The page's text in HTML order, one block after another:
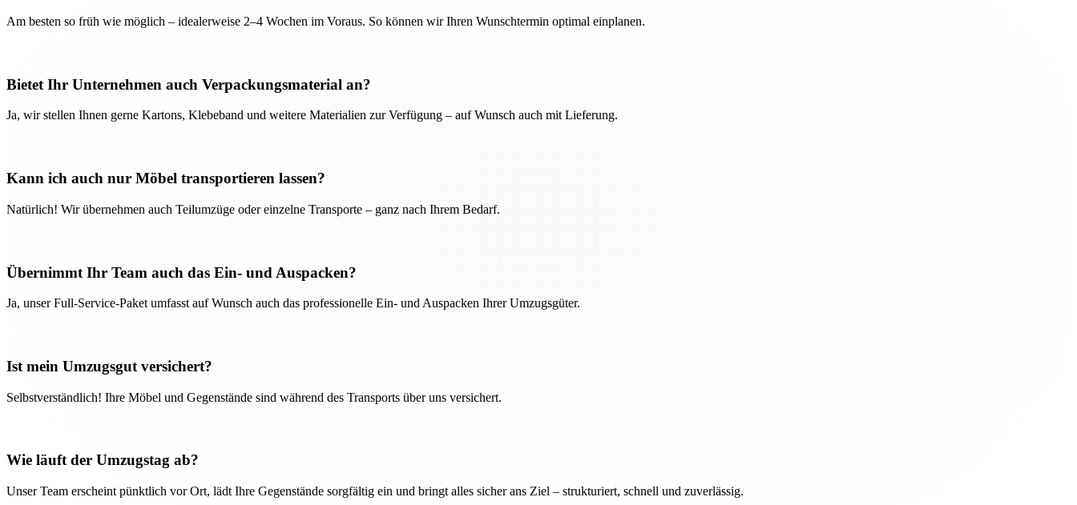
Am besten so früh wie möglich – idealerweise 2–4 Wochen im Voraus. So können wir Ihren Wunschtermin optimal einplanen.
Bietet Ihr Unternehmen auch Verpackungsmaterial an?
Ja, wir stellen Ihnen gerne Kartons, Klebeband und weitere Materialien zur Verfügung – auf Wunsch auch mit Lieferung.
Kann ich auch nur Möbel transportieren lassen?
Natürlich! Wir übernehmen auch Teilumzüge oder einzelne Transporte – ganz nach Ihrem Bedarf.
Übernimmt Ihr Team auch das Ein- und Auspacken?
Ja, unser Full-Service-Paket umfasst auf Wunsch auch das professionelle Ein- und Auspacken Ihrer Umzugsgüter.
Ist mein Umzugsgut versichert?
Selbstverständlich! Ihre Möbel und Gegenstände sind während des Transports über uns versichert.
Wie läuft der Umzugstag ab?
Unser Team erscheint pünktlich vor Ort, lädt Ihre Gegenstände sorgfältig ein und bringt alles sicher ans Ziel – strukturiert, schnell und zuverlässig.